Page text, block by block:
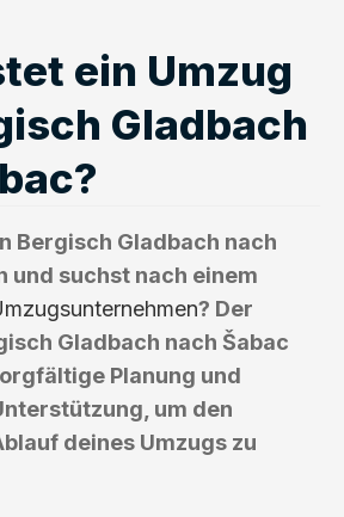
ein Umzug
Gladbach
Bergisch Gladbach nach
und suchst nach einem
? Der
Gladbach nach Šabac
Planung und
um den
deines Umzugs zu